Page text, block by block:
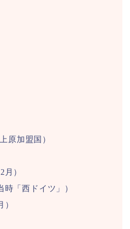
原加盟国）
月）
時「西ドイツ」）